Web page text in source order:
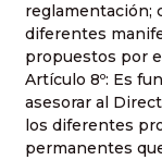
reglamentación;
diferentes
propuestos por
Artículo 8º: Es
asesorar al
los diferentes
permanentes